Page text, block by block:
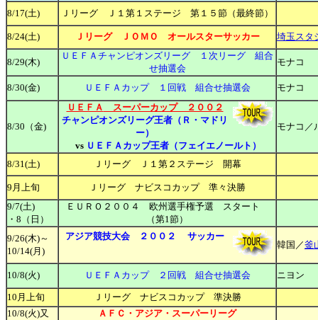
8/17(土) Ｊリーグ Ｊ１第１ステージ 第１５節（最終節）
8/24(土) Ｊリーグ ＪＯＭＯ オールスターサッカー 埼玉スタ
8/29(木)
ＵＥＦＡチャンピオンズリーグ １次リーグ 組合
せ抽選会
モナコ
8/30(金) ＵＥＦＡカップ １回戦 組合せ抽選会 モナコ
8/30（金)
ＵＥＦＡ スーパーカップ ２００２
チャンピオンズリーグ王者（Ｒ・マドリ
ー）
vs ＵＥＦＡカップ王者（フェイエノールト）
モナコ／
8/31(土) Ｊリーグ Ｊ１第２ステージ 開幕
9月上旬
Ｊリーグ ナビスコカップ 準々決勝
9/7(土)
・8（日）
ＥＵＲＯ２００４ 欧州選手権予選 スタート
（第1節）
9/26(木)～
10/14(月)
アジア競技大会 ２００２ サッカー
韓国／釜
10/8(火) ＵＥＦＡカップ ２回戦 組合せ抽選会 ニヨン
10月上旬
Ｊリーグ ナビスコカップ 準決勝
10/8(火)又
ＡＦＣ・アジア・スーパーリーグ